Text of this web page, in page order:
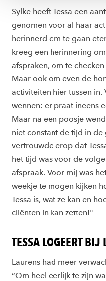
​Sylke heeft Tessa een
genomen voor al haar
herinnerd om te gaan
kreeg een herinnering
afspraken, om te
Maar ook om even de
activiteiten hier tussen in.
wennen: er praat ineens
Maar na een poosje
niet constant de tijd in de
vertrouwde erop dat
het tijd was voor de
afspraak. Voor mij was
weekje te mogen kijken
Tessa is, wat ze kan en
cliënten in kan zetten!"
TESSA LOGEERT BIJ
Laurens had meer
“Om heel eerlijk te zijn